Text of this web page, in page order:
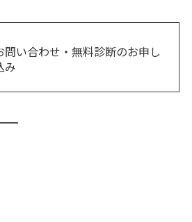
問い合わせ・無料診断のお申し
み